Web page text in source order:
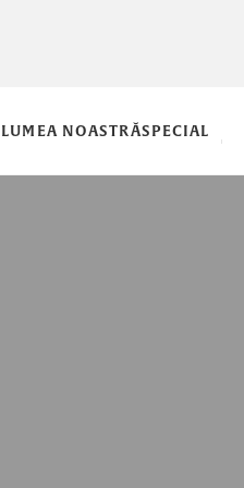
LUMEA NOASTRĂSPECIAL